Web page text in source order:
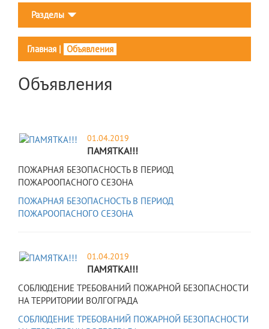
Разделы
Главная | Объявления
Объявления
01.04.2019
ПАМЯТКА!!!
ПОЖАРНАЯ БЕЗОПАСНОСТЬ В ПЕРИОД
ПОЖАРООПАСНОГО СЕЗОНА
ПОЖАРНАЯ БЕЗОПАСНОСТЬ В ПЕРИОД
ПОЖАРООПАСНОГО СЕЗОНА
01.04.2019
ПАМЯТКА!!!
СОБЛЮДЕНИЕ ТРЕБОВАНИЙ ПОЖАРНОЙ БЕЗОПАСНОСТИ
НА ТЕРРИТОРИИ ВОЛГОГРАДА
СОБЛЮДЕНИЕ ТРЕБОВАНИЙ ПОЖАРНОЙ БЕЗОПАСНОСТИ